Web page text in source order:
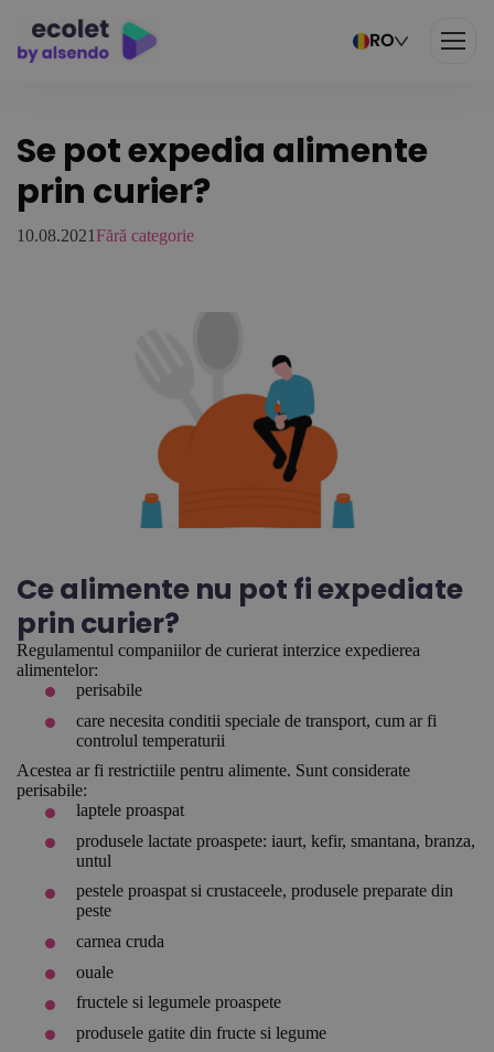
RO
Se pot expedia alimente
prin curier?
10.08.2021Fără categorie
Ce alimente nu pot fi expediate
prin curier?
Regulamentul companiilor de curierat interzice expedierea
alimentelor:
perisabile
care necesita conditii speciale de transport, cum ar fi
controlul temperaturii
Acestea ar fi restrictiile pentru alimente. Sunt considerate
perisabile:
laptele proaspat
produsele lactate proaspete: iaurt, kefir, smantana, branza,
untul
pestele proaspat si crustaceele, produsele preparate din
peste
carnea cruda
ouale
fructele si legumele proaspete
produsele gatite din fructe si legume